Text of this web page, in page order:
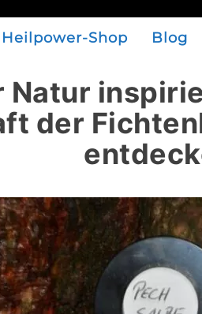
Heilpower-Shop Blog
Natur
der